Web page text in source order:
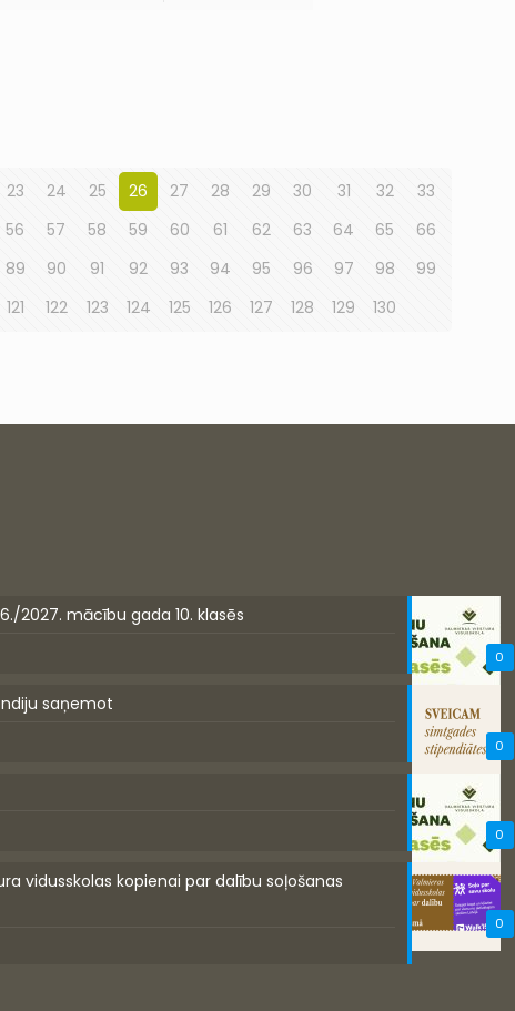
23 24 25 26 27 28 29 30 31 32
33
56 57 58 59 60 61 62 63 64 65
66
89 90 91 92 93 94 95 96 97 98
99
121 122 123 124 125 126 127 128 129 130
0
2027. mācību gada 10. klasēs
0
saņemot
0
0
vidusskolas kopienai par dalību soļošanas